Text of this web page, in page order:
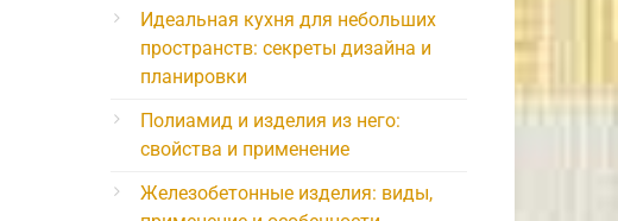
Идеальная кухня для небольших
пространств: секреты дизайна и
планировки
Полиамид и изделия из него:
свойства и применение
Железобетонные изделия: виды,